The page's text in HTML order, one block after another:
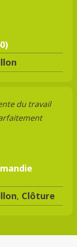
du travail
, Clôture